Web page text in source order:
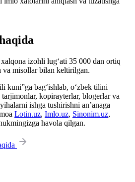
izohli lug‘ati 35 000 dan ortiq
va misollar bilan keltirilgan.
kuni”ga bag‘ishlab, o‘zbek tilini
kopirayterlar, blogerlar va
ishga tushirishni an’anaga
Lotin.uz, Imlo.uz, Sinonim.uz,
havola qilgan.